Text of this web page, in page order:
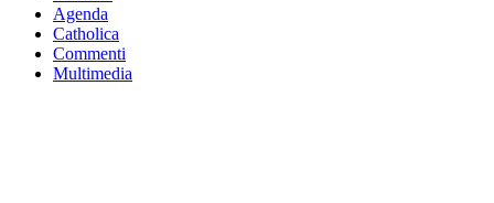
Agenda
Catholica
Commenti
Multimedia